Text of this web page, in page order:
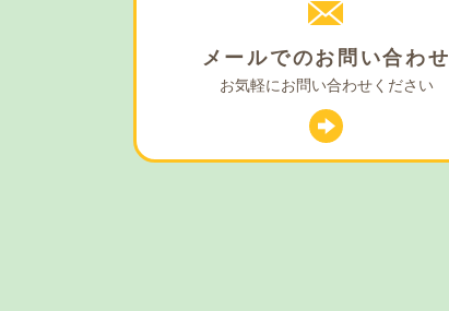
メールでのお問い合わせ
お気軽にお問い合わせください